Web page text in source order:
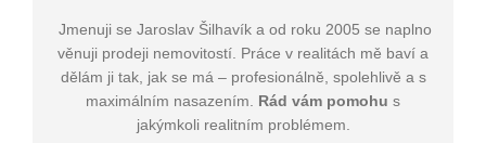
Jmenuji se Jaroslav Šilhavík a od roku 2005 se naplno
věnuji prodeji nemovitostí. Práce v realitách mě baví a
dělám ji tak, jak se má – profesionálně, spolehlivě a s
maximálním nasazením. Rád vám pomohu s
jakýmkoli realitním problémem.